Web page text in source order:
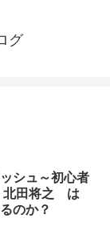
グ
シュ～初心者
北田将之 は
のか？